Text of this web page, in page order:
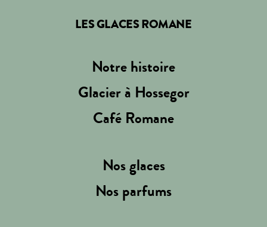
LES GLACES ROMANE
Notre histoire
Glacier à Hossegor
Café Romane
Nos glaces
Nos parfums